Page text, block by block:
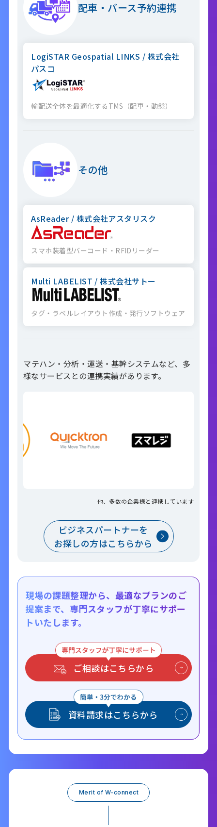
配車・バース予約連携
LogiSTAR Geospatial LINKS / 株式会社
パスコ
輸配送全体を最適化するTMS（配車・動態）
その他
AsReader / 株式会社アスタリスク
スマホ装着型バーコード・RFIDリーダー
Multi LABELIST / 株式会社サトー
タグ・ラベルレイアウト作成・発行ソフトウェア
マテハン・分析・運送・基幹システムなど、多
様なサービスとの連携実績があります。
他、多数の企業様と連携しています
ビジネスパートナーを
お探しの方はこちらから
現場の課題整理から、最適なプランのご
提案まで、 専門スタッフが丁寧にサポー
トいたします。
ご相談はこちらから
資料請求はこちらから
Merit of W-connect